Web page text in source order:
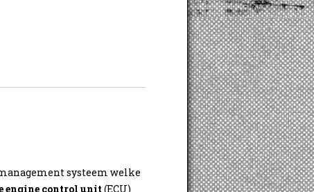
systeem welke
engine control unit (ECU)